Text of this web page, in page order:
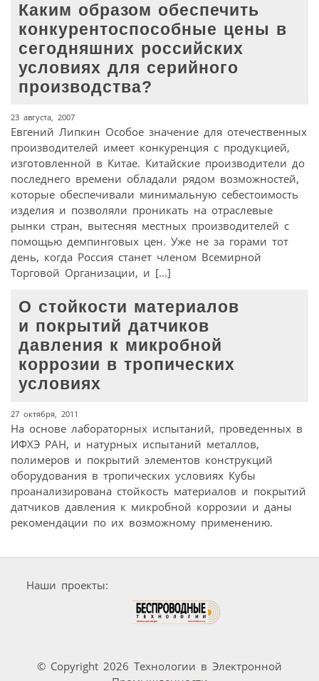
Каким образом обеспечить
конкурентоспособные цены в
сегодняшних российских
условиях для серийного
производства?
23 августа, 2007
Евгений Липкин Особое значение для отечественных
производителей имеет конкуренция с продукцией,
изготовленной в Китае. Китайские производители до
последнего времени обладали рядом возможностей,
которые обеспечивали минимальную себестоимость
изделия и позволяли проникать на отраслевые
рынки стран, вытесняя местных производителей с
помощью демпинговых цен. Уже не за горами тот
день, когда Россия станет членом Всемирной
Торговой Организации, и […]
О стойкости материалов
и покрытий датчиков
давления к микробной
коррозии в тропических
условиях
27 октября, 2011
На основе лабораторных испытаний, проведенных в
ИФХЭ РАН, и натурных испытаний металлов,
полимеров и покрытий элементов конструкций
оборудования в тропических условиях Кубы
проанализирована стойкость материалов и покрытий
датчиков давления к микробной коррозии и даны
рекомендации по их возможному применению.
Наши проекты:
© Copyright 2026 Технологии в Электронной